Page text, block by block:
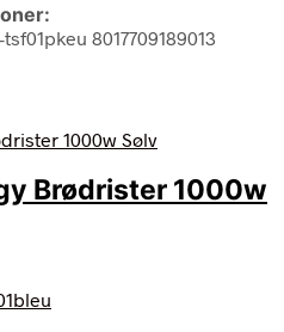
8017709189013
Brødrister 1000w